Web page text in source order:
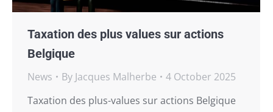
Taxation des plus values sur actions
Belgique
News By Jacques Malherbe
4 October 2025
Taxation des plus-values sur actions Belgique